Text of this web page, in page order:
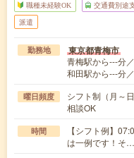
職種未経験OK 交通費別途
派遣
勤務地 東京都青梅市
青梅駅から---分
和田駅から---分
曜日頻度
シフト制（月～
相談OK
時間
【シフト例】
は一例です！そ…